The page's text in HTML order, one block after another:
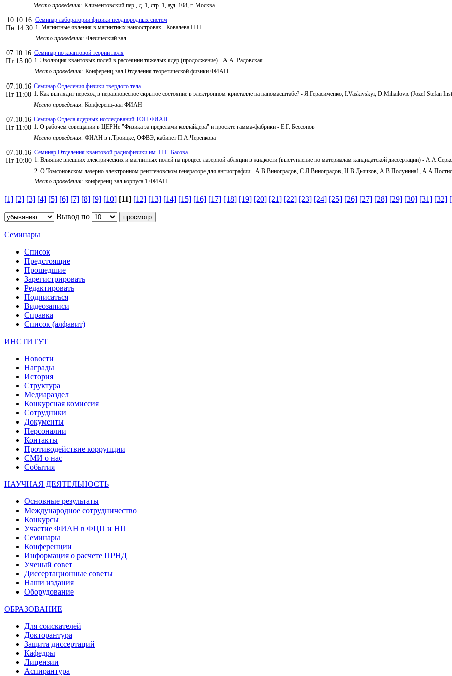
Место проведения: Климентовский пер., д. 1, стр. 1, ауд. 108, г. Москва
10.10.16
Пн 14:30
Семинар лаборатории физики неоднородных систем
1. Магнитные явления в магнитных наноостровах - Ковалева Н.Н.
Место проведения: Физический зал
07.10.16
Пт 15:00
Семинар по квантовой теории поля
1. Эволюция квантовых полей в рассеянии тяжелых ядер (продолжение) - А.А. Радовская
Место проведения: Конференц-зал Отделения теоретической физики ФИАН
07.10.16
Пт 11:00
Семинар Отделения физики твердого тела
1. Как выглядит переход в неравновесное скрытое состояние в электронном кристалле на наномасштабе? - Я.Герасименко, I.Vaskivskyi, D.Mihailovic (Jozef Stefan
Место проведения: Конференц-зал ФИАН
07.10.16
Пт 11:00
Семинар Отдела ядерных исследований ТОП ФИАН
1. О рабочем совещании в ЦЕРНе "Физика за пределами коллайдера" и проекте гамма-фабрики - Е.Г. Бессонов
Место проведения: ФИАН в г.Троицке, ОФВЭ, кабинет П.А.Черенкова
07.10.16
Пт 10:00
Семинар Отделения квантовой радиофизики им. Н.Г. Басова
1. Влияние внешних электрических и магнитных полей на процесс лазерной абляции в жидкости (выступление по материалам кандидатской диссертации) -
2. О Томсоновском лазерно-электронном рентгеновском генераторе для ангиографии - А.В.Виноградов, С.Л.Виноградов, Н.В.Дьячков, А.В.Полунина1,
Место проведения: конференц-зал корпуса 1 ФИАН
[1] [2] [3] [4] [5] [6] [7] [8] [9] [10] [11] [12] [13] [14] [15] [16] [17] [18] [19] [20] [21] [22] [23] [24] [25] [26] [27] [28] [29] [30] [31] [32]
Вывод по
Семинары
Список
Предстоящие
Прошедшие
Зарегистрировать
Редактировать
Подписаться
Видеозаписи
Справка
Список (алфавит)
ИНСТИТУТ
Новости
Награды
История
Структура
Медиараздел
Конкурсная комиссия
Сотрудники
Документы
Персоналии
Контакты
Противодействие коррупции
СМИ о нас
События
НАУЧНАЯ ДЕЯТЕЛЬНОСТЬ
Основные результаты
Международное сотрудничество
Конкурсы
Участие ФИАН в ФЦП и НП
Семинары
Конференции
Информация о расчете ПРНД
Ученый совет
Диссертационные советы
Наши издания
Оборудование
ОБРАЗОВАНИЕ
Для соискателей
Докторантура
Защита диссертаций
Кафедры
Лицензии
Аспирантура